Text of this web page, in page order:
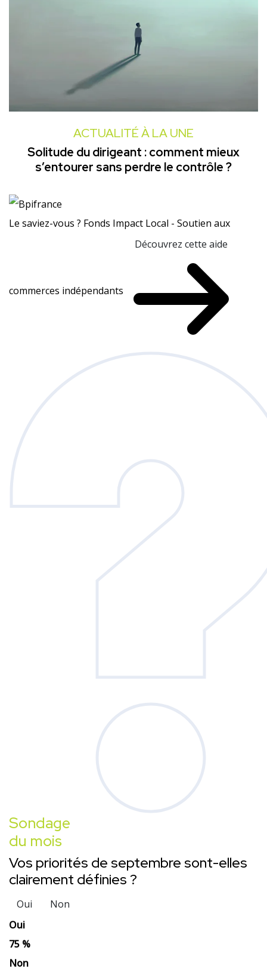
ACTUALITÉ À LA UNE
Solitude du dirigeant : comment mieux
s’entourer sans perdre le contrôle ?
Le saviez-vous ? Fonds Impact Local - Soutien aux
commerces indépendants
Découvrez cette aide
Sondage
du mois
Vos priorités de septembre sont-elles
clairement définies ?
Oui
Non
Oui
75 %
Non